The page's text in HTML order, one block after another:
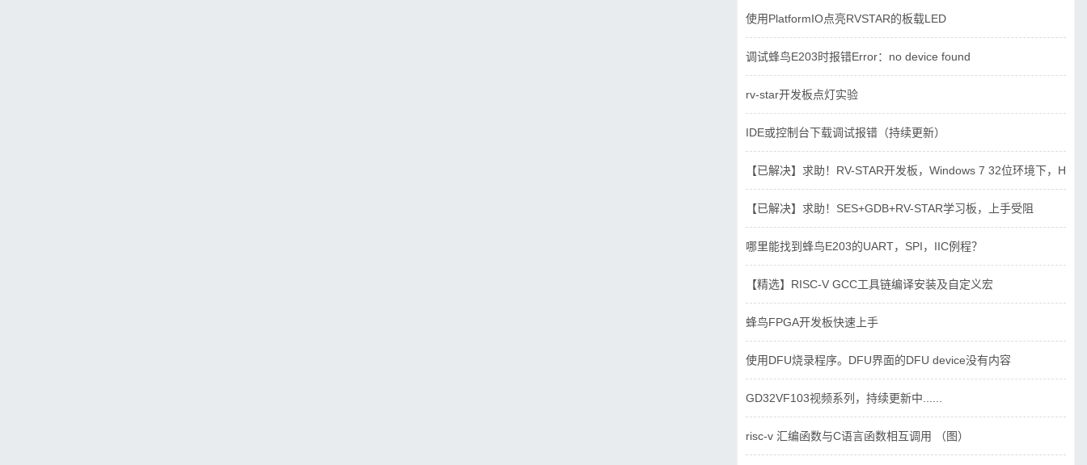
使用PlatformIO点亮RVSTAR的板载LED
调试蜂鸟E203时报错Error：no device found
rv-star开发板点灯实验
IDE或控制台下载调试报错（持续更新）
【已解决】求助！RV-STAR开发板，Windows 7 32位环境下，
【已解决】求助！SES+GDB+RV-STAR学习板，上手受阻
哪里能找到蜂鸟E203的UART，SPI，IIC例程？
【精选】RISC-V GCC工具链编译安装及自定义宏
蜂鸟FPGA开发板快速上手
使用DFU烧录程序。DFU界面的DFU device没有内容
GD32VF103视频系列，持续更新中......
risc-v 汇编函数与C语言函数相互调用 （图）